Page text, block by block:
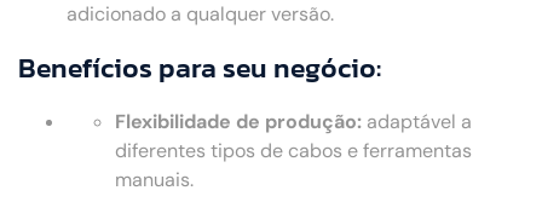
adicionado a qualquer versão.
Benefícios para seu negócio:
Flexibilidade de produção: adaptável a
diferentes tipos de cabos e ferramentas
manuais.